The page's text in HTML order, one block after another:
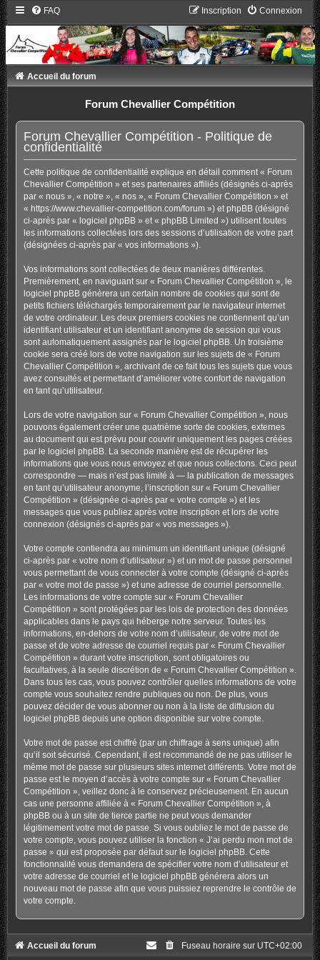
FAQ Connexion
Inscription
Accueil du forum
Forum Chevallier Compétition
Forum Chevallier Compétition - Politique de
confidentialité
Cette politique de confidentialité explique en détail comment « Forum
Chevallier Compétition » et ses partenaires affiliés (désignés ci-après
par « nous », « notre », « nos », « Forum Chevallier Compétition » et
« https://www.chevallier-competition.com/forum ») et phpBB (désigné
ci-après par « logiciel phpBB » et « phpBB Limited ») utilisent toutes
les informations collectées lors des sessions d’utilisation de votre part
(désignées ci-après par « vos informations »).
Vos informations sont collectées de deux manières différentes.
Premièrement, en naviguant sur « Forum Chevallier Compétition », le
logiciel phpBB génèrera un certain nombre de cookies qui sont de
petits fichiers téléchargés temporairement par le navigateur internet
de votre ordinateur. Les deux premiers cookies ne contiennent qu’un
identifiant utilisateur et un identifiant anonyme de session qui vous
sont automatiquement assignés par le logiciel phpBB. Un troisième
cookie sera créé lors de votre navigation sur les sujets de « Forum
Chevallier Compétition », archivant de ce fait tous les sujets que vous
avez consultés et permettant d’améliorer votre confort de navigation
en tant qu’utilisateur.
Lors de votre navigation sur « Forum Chevallier Compétition », nous
pouvons également créer une quatrième sorte de cookies, externes
au document qui est prévu pour couvrir uniquement les pages créées
par le logiciel phpBB. La seconde manière est de récupérer les
informations que vous nous envoyez et que nous collectons. Ceci peut
correspondre — mais n’est pas limité à — la publication de messages
en tant qu’utilisateur anonyme, l’inscription sur « Forum Chevallier
Compétition » (désignée ci-après par « votre compte ») et les
messages que vous publiez après votre inscription et lors de votre
connexion (désignés ci-après par « vos messages »).
Votre compte contiendra au minimum un identifiant unique (désigné
ci-après par « votre nom d’utilisateur ») et un mot de passe personnel
vous permettant de vous connecter à votre compte (désigné ci-après
par « votre mot de passe ») et une adresse de courriel personnelle.
Les informations de votre compte sur « Forum Chevallier
Compétition » sont protégées par les lois de protection des données
applicables dans le pays qui héberge notre serveur. Toutes les
informations, en-dehors de votre nom d’utilisateur, de votre mot de
passe et de votre adresse de courriel requis par « Forum Chevallier
Compétition » durant votre inscription, sont obligatoires ou
facultatives, à la seule discrétion de « Forum Chevallier Compétition ».
Dans tous les cas, vous pouvez contrôler quelles informations de votre
compte vous souhaitez rendre publiques ou non. De plus, vous
pouvez décider de vous abonner ou non à la liste de diffusion du
logiciel phpBB depuis une option disponible sur votre compte.
Votre mot de passe est chiffré (par un chiffrage à sens unique) afin
qu’il soit sécurisé. Cependant, il est recommandé de ne pas utiliser le
même mot de passe sur plusieurs sites internet différents. Votre mot de
passe est le moyen d’accès à votre compte sur « Forum Chevallier
Compétition », veillez donc à le conservez précieusement. En aucun
cas une personne affiliée à « Forum Chevallier Compétition », à
phpBB ou à un site de tierce partie ne peut vous demander
légitimement votre mot de passe. Si vous oubliez le mot de passe de
votre compte, vous pouvez utiliser la fonction « J’ai perdu mon mot de
passe » qui est proposée par défaut sur le logiciel phpBB. Cette
fonctionnalité vous demandera de spécifier votre nom d’utilisateur et
votre adresse de courriel et le logiciel phpBB générera alors un
nouveau mot de passe afin que vous puissiez reprendre le contrôle de
votre compte.
Accueil du forum Fuseau horaire sur UTC+02:00